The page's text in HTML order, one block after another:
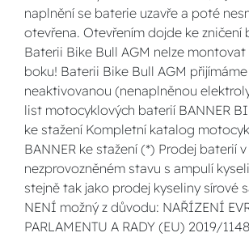
naplnění se baterie uzavře a poté
otevřena. Otevřením dojde ke zničení
Baterii Bike Bull AGM nelze
boku! Baterii Bike Bull AGM
neaktivovanou (nenaplněnou
list motocyklových baterií BANNER
ke stažení Kompletní katalog
BANNER ke stažení (*) Prodej baterií v
nezprovozněném stavu s ampulí
stejně tak jako prodej kyseliny sírové
NENÍ možný z důvodu: NAŘÍZENÍ
PARLAMENTU A RADY (EU) 2019/